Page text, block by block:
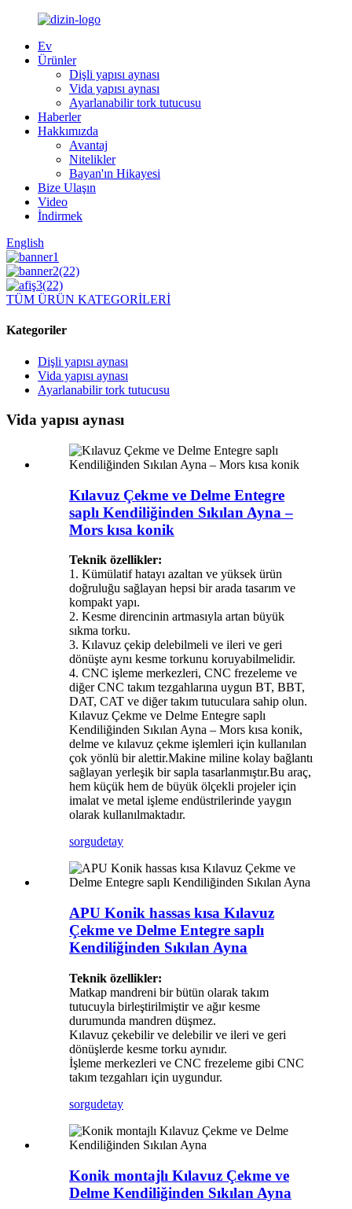
Ev
Ürünler
Dişli yapısı aynası
Vida yapısı aynası
Ayarlanabilir tork tutucusu
Haberler
Hakkımızda
Avantaj
Nitelikler
Bayan'ın Hikayesi
Bize Ulaşın
Video
İndirmek
English
TÜM ÜRÜN KATEGORİLERİ
Kategoriler
Dişli yapısı aynası
Vida yapısı aynası
Ayarlanabilir tork tutucusu
Vida yapısı aynası
Kılavuz Çekme ve Delme Entegre
saplı Kendiliğinden Sıkılan Ayna –
Mors kısa konik
Teknik özellikler:
1. Kümülatif hatayı azaltan ve yüksek ürün
doğruluğu sağlayan hepsi bir arada tasarım ve
kompakt yapı.
2. Kesme direncinin artmasıyla artan büyük
sıkma torku.
3. Kılavuz çekip delebilmeli ve ileri ve geri
dönüşte aynı kesme torkunu koruyabilmelidir.
4. CNC işleme merkezleri, CNC frezeleme ve
diğer CNC takım tezgahlarına uygun BT, BBT,
DAT, CAT ve diğer takım tutuculara sahip olun.
Kılavuz Çekme ve Delme Entegre saplı
Kendiliğinden Sıkılan Ayna – Mors kısa konik,
delme ve kılavuz çekme işlemleri için kullanılan
çok yönlü bir alettir.Makine miline kolay bağlantı
sağlayan yerleşik bir sapla tasarlanmıştır.Bu araç,
hem küçük hem de büyük ölçekli projeler için
imalat ve metal işleme endüstrilerinde yaygın
olarak kullanılmaktadır.
sorgudetay
APU Konik hassas kısa Kılavuz
Çekme ve Delme Entegre saplı
Kendiliğinden Sıkılan Ayna
Teknik özellikler:
Matkap mandreni bir bütün olarak takım
tutucuyla birleştirilmiştir ve ağır kesme
durumunda mandren düşmez.
Kılavuz çekebilir ve delebilir ve ileri ve geri
dönüşlerde kesme torku aynıdır.
İşleme merkezleri ve CNC frezeleme gibi CNC
takım tezgahları için uygundur.
sorgudetay
Konik montajlı Kılavuz Çekme ve
Delme Kendiliğinden Sıkılan Ayna